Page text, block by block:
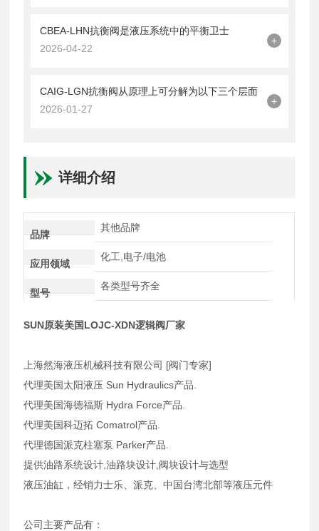
CBEA-LHN抗衡阀是液压系统中的平衡卫士
2026-04-22
+
CAIG-LGN抗衡阀从原理上可分解为以下三个层面
2026-01-27
+
详细介绍
品牌
其他品牌
应用领域
化工,电子/电池
型号
各类型号齐全
SUN原装美国LOJC-XDN逻辑阀厂家
上海然海液压机械科技有限公司 [阀门专家]
代理美国太阳液压 Sun Hydraulics产品.
代理美国海德福斯 Hydra Force产品.
代理美国科迈拓 Comatrol产品.
代理德国派克柱塞泵 Parker产品.
提供油路系统设计,油路块设计,阀块设计与选型
液压油缸，经销力士乐、派克、中国台湾北部等液压元件
公司主要产品有：